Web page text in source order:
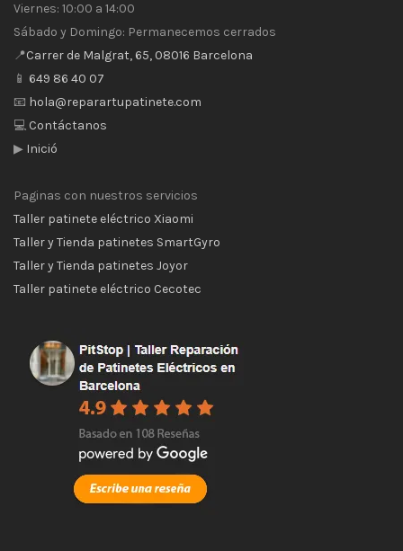
Viernes: 10:00 a 14:00
Sábado y Domingo: Permanecemos cerrados
📍Carrer de Malgrat, 65, 08016 Barcelona
📱 649 86 40 07
📧 hola@reparartupatinete.com
💻 Contáctanos
▶ Inició
Paginas con nuestros servicios
Taller patinete eléctrico Xiaomi
Taller y Tienda patinetes SmartGyro
Taller y Tienda patinetes Joyor
Taller patinete eléctrico Cecotec